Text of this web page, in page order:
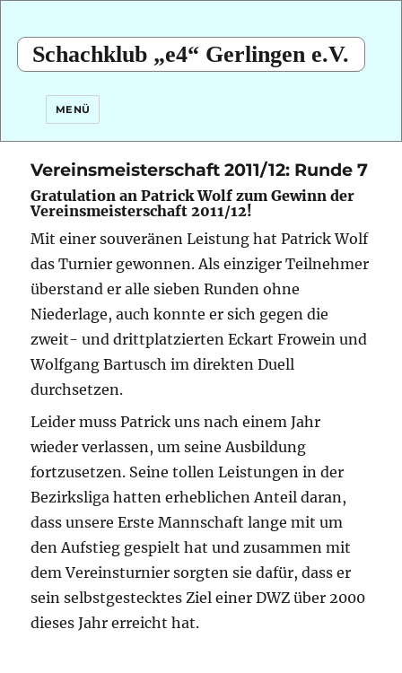
Schachklub „e4“ Gerlingen e.V.
MENÜ
Vereinsmeisterschaft 2011/12: Runde 7
Gratulation an Patrick Wolf zum Gewinn der
Vereinsmeisterschaft 2011/12!
Mit einer souveränen Leistung hat Patrick Wolf
das Turnier gewonnen. Als einziger Teilnehmer
überstand er alle sieben Runden ohne
Niederlage, auch konnte er sich gegen die
zweit- und drittplatzierten Eckart Frowein und
Wolfgang Bartusch im direkten Duell
durchsetzen.
Leider muss Patrick uns nach einem Jahr
wieder verlassen, um seine Ausbildung
fortzusetzen. Seine tollen Leistungen in der
Bezirksliga hatten erheblichen Anteil daran,
dass unsere Erste Mannschaft lange mit um
den Aufstieg gespielt hat und zusammen mit
dem Vereinsturnier sorgten sie dafür, dass er
sein selbstgestecktes Ziel einer DWZ über 2000
dieses Jahr erreicht hat.